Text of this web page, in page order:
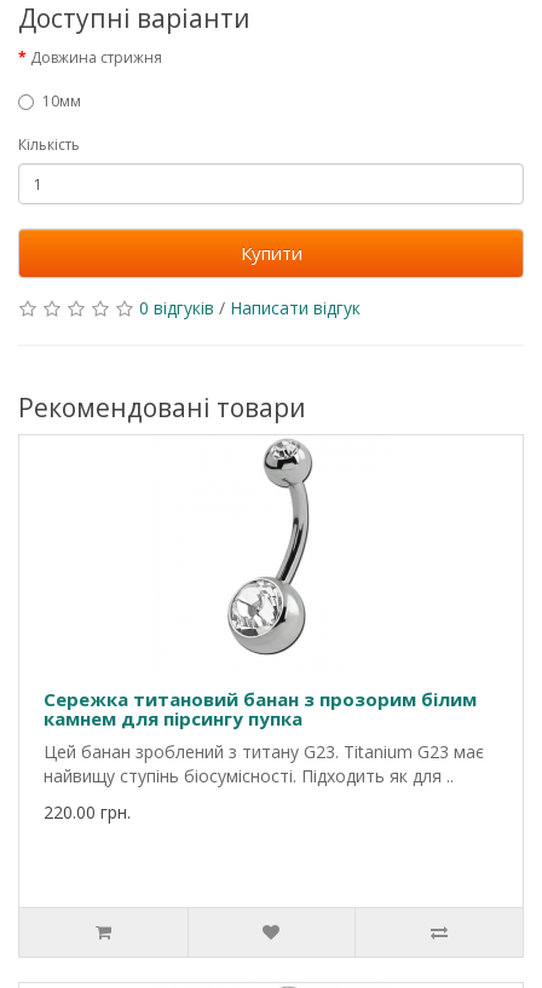
Доступні варіанти
Довжина стрижня
10мм
Кількість
Купити
0 відгуків / Написати відгук
Рекомендовані товари
Сережка титановий банан з прозорим білим
камнем для пірсингу пупка
Цей банан зроблений з титану G23. Titanium G23 має
найвищу ступінь біосумісності. Підходить як для ..
220.00 грн.